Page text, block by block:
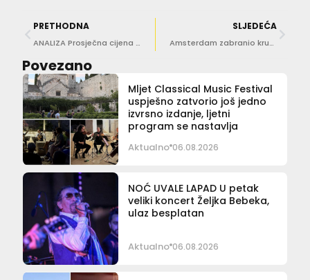
PRETHODNA
ANALIZA Prosječna cijena apartmana u Dubrovniku ispod 100 eura! Kako nam stoji konkurencija?
SLJEDEĆA
Amsterdam zabranio kruzere
Povezano
Mljet Classical Music Festival
uspješno zatvorio još jedno
izvrsno izdanje, ljetni
program se nastavlja
Aktualno 06.08.2026
NOĆ UVALE LAPAD U petak
veliki koncert Željka Bebeka,
ulaz besplatan
Aktualno 06.08.2026